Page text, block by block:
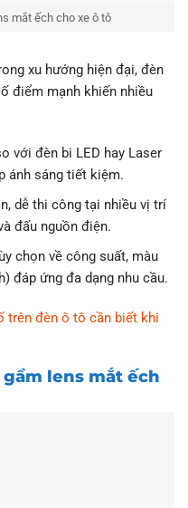
mắt ếch cho xe ô tô
xu hướng hiện đại, đèn
điểm mạnh khiến nhiều
với đèn bi LED hay Laser
ánh sáng tiết kiệm.
dễ thi công tại nhiều vị trí
đấu nguồn điện.
chọn về công suất, màu
đáp ứng đa dạng nhu cầu.
trên đèn ô tô cần biết khi
lens mắt ếch